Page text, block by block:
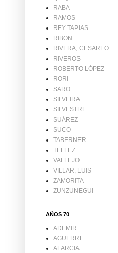
RABA
RAMOS
REY TAPIAS
RIBON
RIVERA, CESAREO
RIVEROS
ROBERTO LÓPEZ
RORI
SARO
SILVEIRA
SILVESTRE
SUÁREZ
SUCO
TABERNER
TELLEZ
VALLEJO
VILLAR, LUIS
ZAMORITA
ZUNZUNEGUI
AÑOS 70
ADEMIR
AGUERRE
ALARCIA